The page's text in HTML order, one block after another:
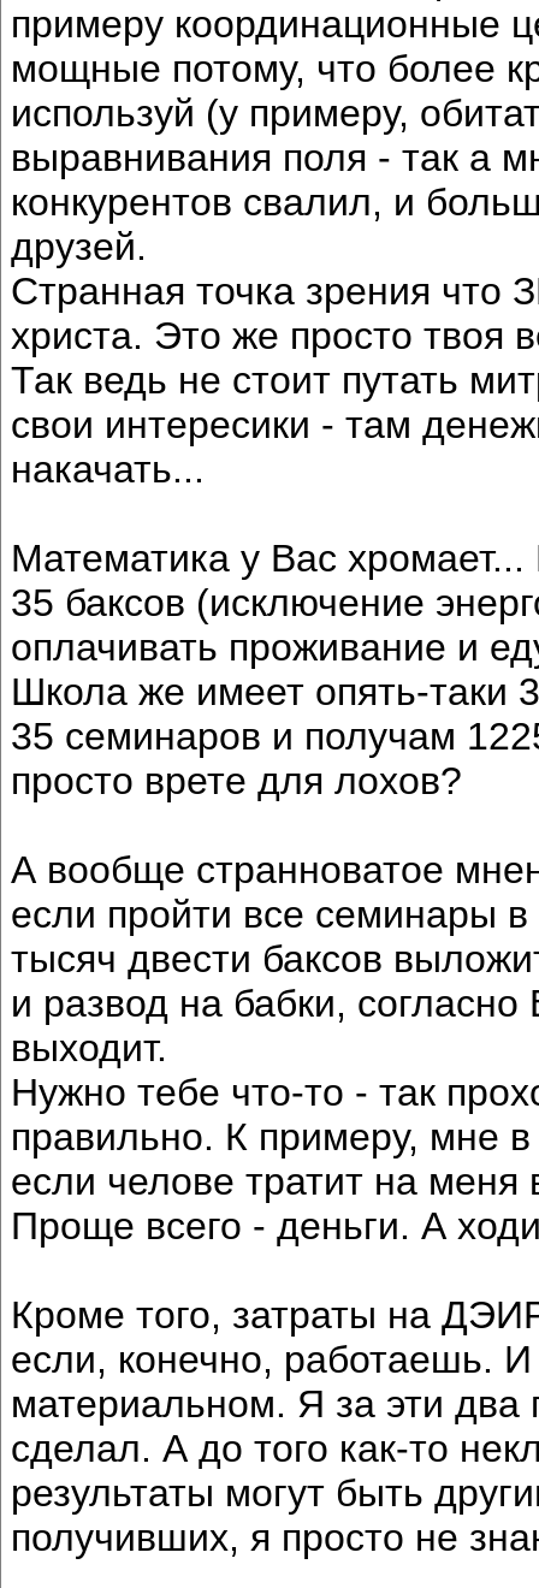
примеру координационные
мощные потому, что более
используй (у примеру,
выравнивания поля - так а
конкурентов свалил, и
друзей.
Странная точка зрения что
христа. Это же просто твоя
Так ведь не стоит путать
свои интересики - там
накачать...
Математика у Вас
35 баксов (исключение
оплачивать проживание и
Школа же имеет опять-таки
35 семинаров и получам
просто врете для лохов?
А вообще странноватое
если пройти все семинары
тысяч двести баксов
и развод на бабки,
выходит.
Нужно тебе что-то - так
правильно. К примеру, мне
если челове тратит на
Проще всего - деньги. А
Кроме того, затраты на
если, конечно, работаешь.
материальном. Я за эти два
сделал. А до того как-то
результаты могут быть
получивших, я просто не